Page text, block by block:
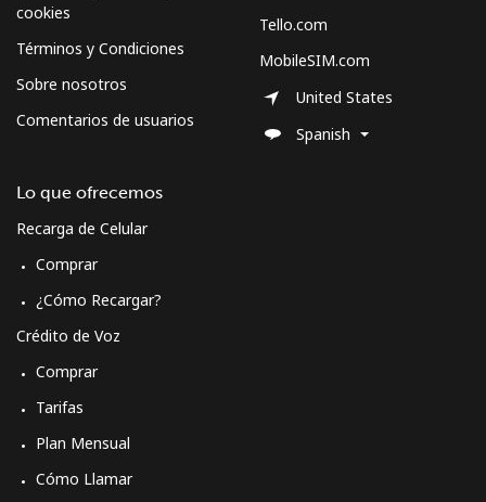
cookies
Términos y Condiciones
Sobre nosotros
Comentarios de usuarios
Lo que ofrecemos
Recarga de Celular
Comprar
¿Cómo Recargar?
Crédito de Voz
Comprar
Tarifas
Plan Mensual
Cómo Llamar
Tello.com
MobileSIM.com
United States
Spanish